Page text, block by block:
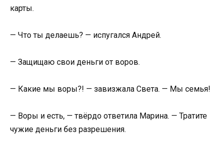
карты.
— Что ты делаешь? — испугался Андрей.
— Защищаю свои деньги от воров.
— Какие мы воры?! — завизжала Света. — Мы семья!
— Воры и есть, — твёрдо ответила Марина. — Тратите
чужие деньги без разрешения.